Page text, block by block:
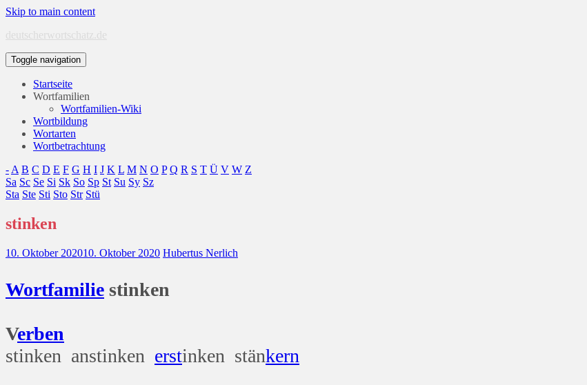
Skip to main content
deutscherwortschatz.de
Toggle navigation
Startseite
Wortfamilien
Wortfamilien-Wiki
Wortbildung
Wortarten
Wortbetrachtung
- A B C D E F G H I J K L M N O P Q R S T Ü V W Z
Sa Sc Se Si Sk So Sp St Su Sy Sz
Sta Ste Sti Sto Str Stü
stinken
10. Oktober 202010. Oktober 2020 Hubertus Nerlich
Wortfamilie stinken
Verben
stinken anstinken erstinken stänkern